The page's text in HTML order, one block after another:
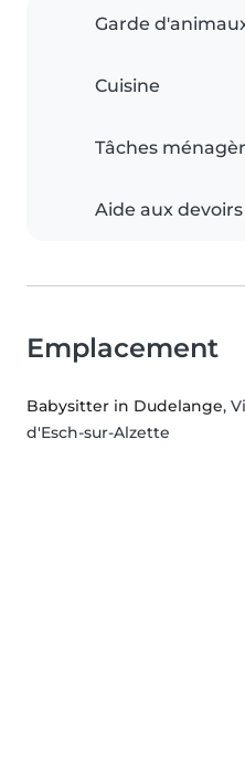
Garde
Cuisine
Tâches
Aide aux devoirs
Emplacement
Babysitter in Dudelange,
d'Esch-sur-Alzette